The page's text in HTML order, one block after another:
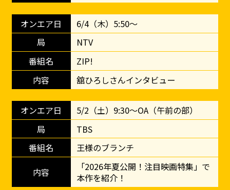
6/4（木）5:50～
NTV
ZIP!
舘ひろしさんインタビュー
5/2（土）9:30～OA（午前の部）
TBS
王様のブランチ
「2026年夏公開！注目映画特集」で
本作を紹介！